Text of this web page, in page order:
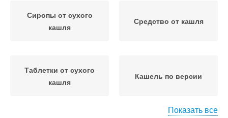
Сиропы от сухого
кашля
Средство от кашля
Таблетки от сухого
кашля
Кашель по версии
Показать все